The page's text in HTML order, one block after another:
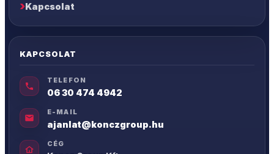
Kapcsolat
KAPCSOLAT
TELEFON
06 30 474 4942
E-MAIL
ajanlat@konczgroup.hu
CÉG